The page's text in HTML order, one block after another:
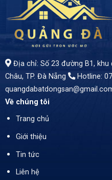
Địa chỉ: Số 23 đường B1, khu
Châu, TP. Đà Nẵng
Hotline:
Về chúng tôi
Trang chủ
Giới thiệu
Tin tức
Liên hệ